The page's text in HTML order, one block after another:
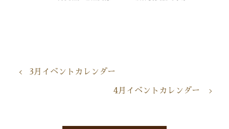
3月イベントカレンダー
4月イベントカレンダー